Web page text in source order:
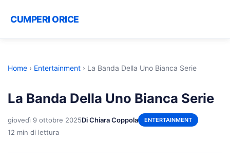
CUMPERI ORICE
Home › Entertainment › La Banda Della Uno Bianca Serie
La Banda Della Uno Bianca Serie
giovedì 9 ottobre 2025Di Chiara Coppola ENTERTAINMENT
12 min di lettura